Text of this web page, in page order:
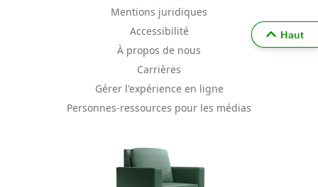
Mentions juridiques
Accessibilité
À propos de nous
Carrières
Gérer l'expérience en ligne
Personnes-ressources pour les médias
Haut